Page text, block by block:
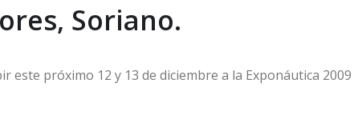
Soriano.
este próximo 12 y 13 de diciembre a la Exponáutica 2009